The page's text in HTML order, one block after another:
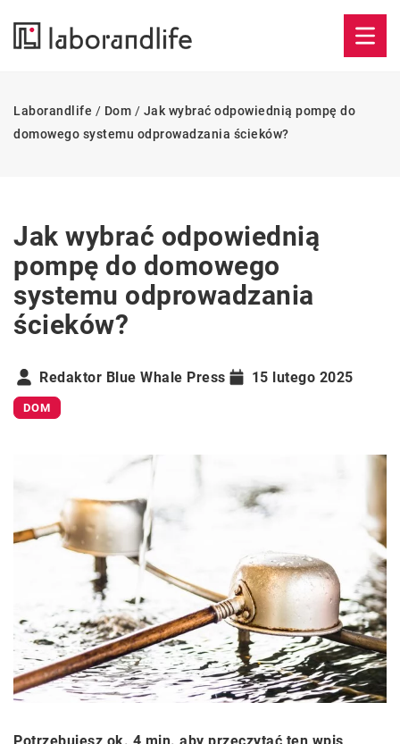
Laborandlife / Dom / Jak wybrać odpowiednią pompę do
domowego systemu odprowadzania ścieków?
Jak wybrać odpowiednią
pompę do domowego
systemu odprowadzania
ścieków?
Redaktor Blue Whale Press 15 lutego 2025
DOM